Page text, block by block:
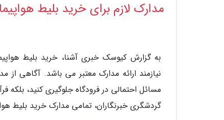
مدارک لازم برای خرید بلیط
به گزارش کیوسک خبری آشنا، خرید بلیط
نیازمند ارائه مدارک معتبر می باشد. آگاهی از
مسائل احتمالی در فرودگاه جلوگیری کنید، بلکه
گردشگری خبرنگاران، تمامی مدارک خرید بلیط